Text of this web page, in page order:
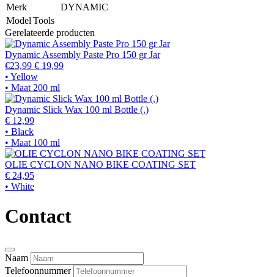
Merk
DYNAMIC
Model Tools
Gerelateerde producten
Dynamic Assembly Paste Pro 150 gr Jar
€23,99 € 19,99
• Yellow
• Maat 200 ml
Dynamic Slick Wax 100 ml Bottle (.)
€ 12,99
• Black
• Maat 100 ml
OLIE CYCLON NANO BIKE COATING SET
€ 24,95
• White
Contact
Naam
Telefoonnummer